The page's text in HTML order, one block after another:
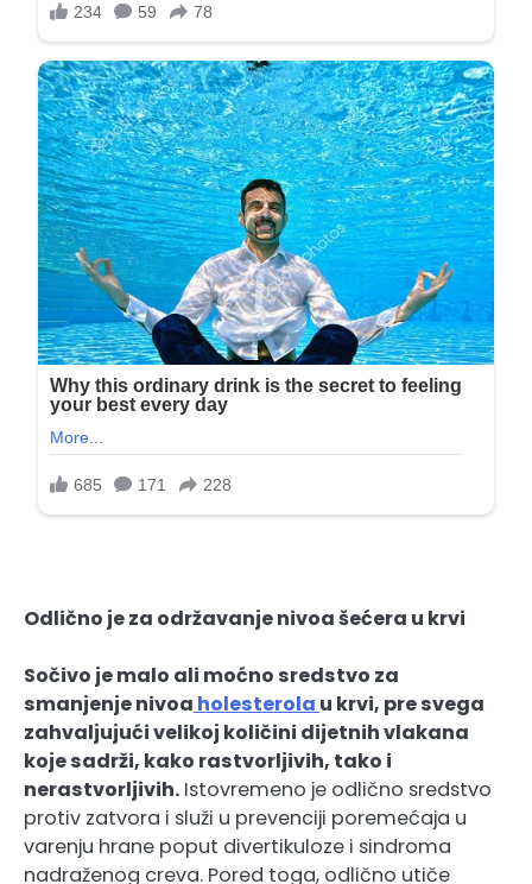
Odlično je za održavanje nivoa šećera u krvi
Sočivo je malo ali moćno sredstvo za
smanjenje nivoa holesterola u krvi, pre svega
zahvaljujući velikoj količini dijetnih vlakana
koje sadrži, kako rastvorljivih, tako i
nerastvorljivih. Istovremeno je odlično sredstvo
protiv zatvora i služi u prevenciji poremećaja u
varenju hrane poput divertikuloze i sindroma
nadraženog creva. Pored toga, odlično utiče